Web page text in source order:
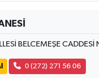
BELCEMEŞE
0 (272) 271 56 06